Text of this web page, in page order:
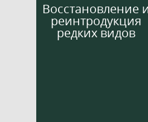
Восстановление
реинтродукция
редких видов